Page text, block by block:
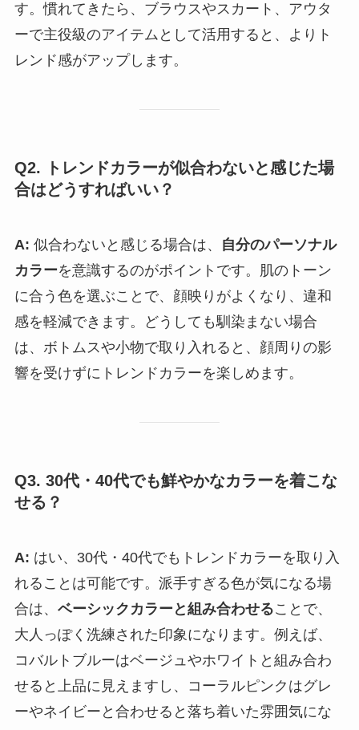
す。慣れてきたら、ブラウスやスカート、アウタ
ーで主役級のアイテムとして活用すると、よりト
レンド感がアップします。
Q2. トレンドカラーが似合わないと感じた場
合はどうすればいい？
A: 似合わないと感じる場合は、
自分のパーソナル
カラーを意識するのがポイントです。肌のトーン
に合う色を選ぶことで、顔映りがよくなり、違和
感を軽減できます。どうしても馴染まない場合
は、ボトムスや小物で取り入れると、顔周りの影
響を受けずにトレンドカラーを楽しめます。
Q3. 30代・40代でも鮮やかなカラーを着こな
せる？
A: はい、30代・40代でもトレンドカラーを取り入
れることは可能です。派手すぎる色が気になる場
合は、 ベーシックカラーと組み合わせることで、
大人っぽく洗練された印象になります。例えば、
コバルトブルーはベージュやホワイトと組み合わ
せると上品に見えますし、コーラルピンクはグレ
ーやネイビーと合わせると落ち着いた雰囲気にな